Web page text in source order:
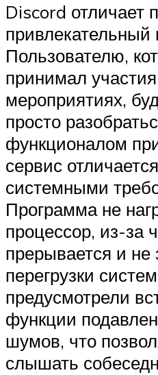
Discord отличает
привлекательный
Пользователю,
принимал
мероприятиях,
просто
функционалом
сервис
системными
Программа не
процессор, из-за
прерывается и не
перегрузки
предусмотрели
функции
шумов, что
слышать